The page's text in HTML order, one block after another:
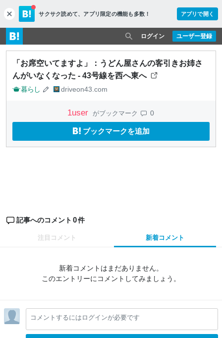
c
l
o
s
e
サクサク読めて、 アプリ限定の機能も多数！ アプリで開く
ユーザー登録
ログイン
「お席空いてますよ」：うどん屋さんの客引きお姉さ
んがいなくなった - 43号線を西へ東へ
暮らし driveon43.com
1user がブックマーク 0
ブックマークを追加
記事へのコメント 0件
注目コメント 新着コメント
新着コメントはまだありません。
このエントリーにコメントしてみましょう。
コメントするにはログインが必要です